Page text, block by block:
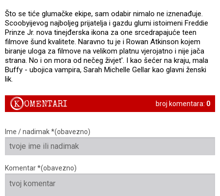
Što se tiće glumačke ekipe, sam odabir nimalo ne iznenađuje.
Scoobyijevog najboljeg prijatelja i gazdu glumi istoimeni Freddie
Prinze Jr. nova tinejđerska ikona za one srcedrapajuće teen
filmove šund kvalitete. Naravno tu je i Rowan Atkinson kojem
biranje uloga za filmove na velikom platnu vjerojatno i nije jača
strana. No i on mora od nečeg živjet'. I kao šećer na kraju, mala
Buffy - ubojica vampira, Sarah Michelle Gellar kao glavni ženski
lik.
broj komentara: 0
KOMENTARI
Ime / nadimak *(obavezno)
Komentar *(obavezno)